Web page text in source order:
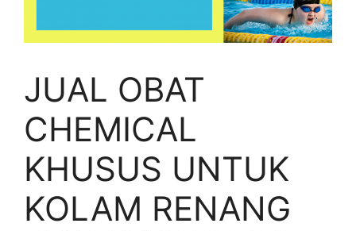
JUAL OBAT
CHEMICAL
KHUSUS UNTUK
KOLAM RENANG